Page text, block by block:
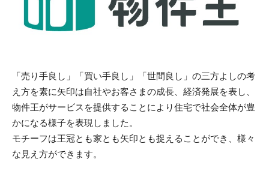
「売り手良し」「買い手良し」「世間良し」の三方よしの考
え方を素に矢印は自社やお客さまの成長、経済発展を表し、
物件王がサービスを提供することにより住宅で社会全体が豊
かになる様子を表現しました。
モチーフは王冠とも家とも矢印とも捉えることができ、様々
な見え方ができます。